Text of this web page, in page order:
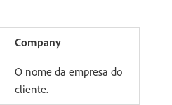
Company
O nome da empresa do
cliente.